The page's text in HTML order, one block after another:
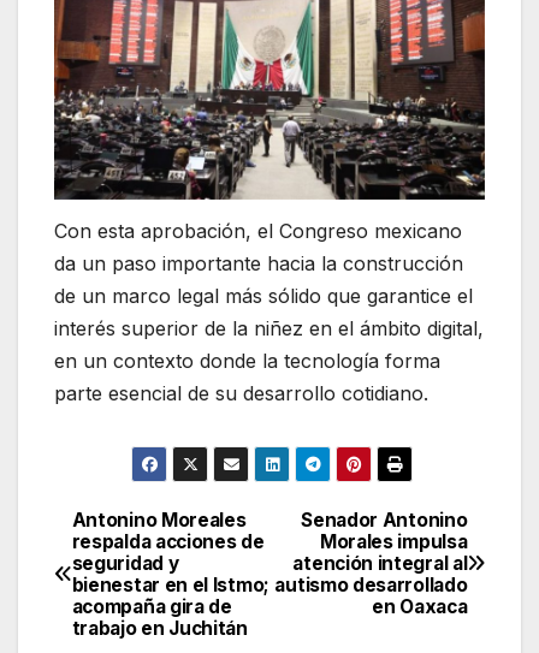
Con esta aprobación, el Congreso mexicano
da un paso importante hacia la construcción
de un marco legal más sólido que garantice el
interés superior de la niñez en el ámbito digital,
en un contexto donde la tecnología forma
parte esencial de su desarrollo cotidiano.
Navegación
de
entradas
Senador Antonino
Morales impulsa
atención integral al
autismo desarrollado
en Oaxaca
Antonino Moreales
respalda acciones de
seguridad y
bienestar en el Istmo;
acompaña gira de
trabajo en Juchitán